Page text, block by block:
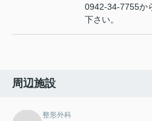
0942-34-7755か
下さい。
周辺施設
整形外科